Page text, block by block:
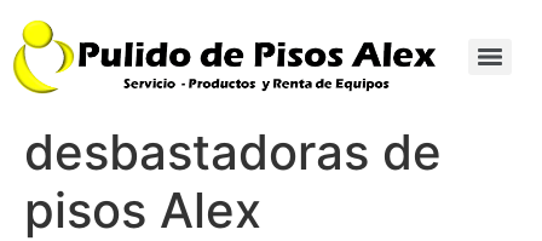
desbastadoras de
pisos Alex